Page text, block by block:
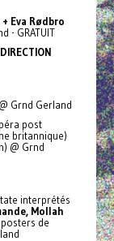
Eva Rødbro
- GRATUIT
Grnd Gerland
post
britannique)
@ Grnd
interprétés
Mollah
de